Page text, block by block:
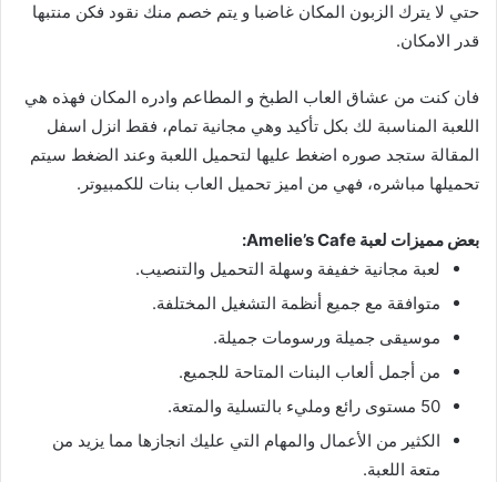
حتي لا يترك الزبون المكان غاضبا و يتم خصم منك نقود فكن منتبها
قدر الامكان.
فان كنت من عشاق العاب الطبخ و المطاعم وادره المكان فهذه هي
اللعبة المناسبة لك بكل تأكيد وهي مجانية تمام، فقط انزل اسفل
المقالة ستجد صوره اضغط عليها لتحميل اللعبة وعند الضغط سيتم
تحميلها مباشره، فهي من اميز تحميل العاب بنات للكمبيوتر.
بعض مميزات لعبة Amelie’s Cafe:
لعبة مجانية خفيفة وسهلة التحميل والتنصيب.
متوافقة مع جميع أنظمة التشغيل المختلفة.
موسيقى جميلة ورسومات جميلة.
من أجمل ألعاب البنات المتاحة للجميع.
50 مستوى رائع ومليء بالتسلية والمتعة.
الكثير من الأعمال والمهام التي عليك انجازها مما يزيد من
متعة اللعبة.